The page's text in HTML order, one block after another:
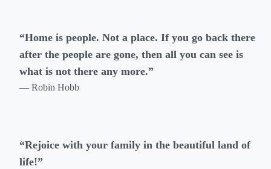
“Home is people. Not a place. If you go back there
after the people are gone, then all you can see is
what is not there any more.”
— Robin Hobb
“Rejoice with your family in the beautiful land of
life!”